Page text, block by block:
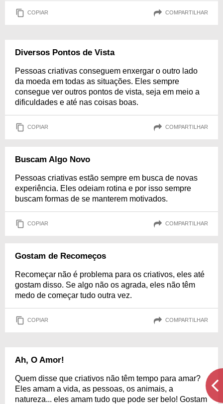
COPIAR COMPARTILHAR
Diversos Pontos de Vista
Pessoas criativas conseguem enxergar o outro lado
da moeda em todas as situações. Eles sempre
consegue ver outros pontos de vista, seja em meio a
dificuldades e até nas coisas boas.
COPIAR COMPARTILHAR
Buscam Algo Novo
Pessoas criativas estão sempre em busca de novas
experiência. Eles odeiam rotina e por isso sempre
buscam formas de se manterem motivados.
COPIAR COMPARTILHAR
Gostam de Recomeços
Recomeçar não é problema para os criativos, eles até
gostam disso. Se algo não os agrada, eles não têm
medo de começar tudo outra vez.
COPIAR COMPARTILHAR
Ah, O Amor!
Quem disse que criativos não têm tempo para amar?
Eles amam a vida, as pessoas, os animais, a
natureza... eles amam tudo que pode ser belo! Gostam